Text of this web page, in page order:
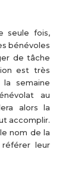
seule fois,
bénévoles
de tâche
est très
semaine
au
alors la
accomplir.
nom de la
leur